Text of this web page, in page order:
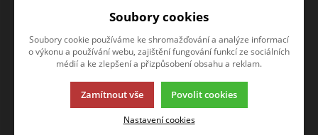
Tato stránka používá soubory cookies. Klikněte pro více informací.
Soubory cookies
Soubory cookie používáme ke shromažďování a analýze informací
o výkonu a používání webu, zajištění fungování funkcí ze sociálních
médií a ke zlepšení a přizpůsobení obsahu a reklam.
Zamítnout vše Povolit cookies
Nastavení cookies